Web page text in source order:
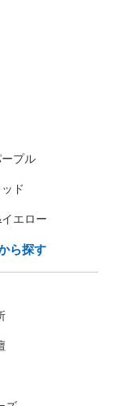
プル
ド
エロー
ら探す